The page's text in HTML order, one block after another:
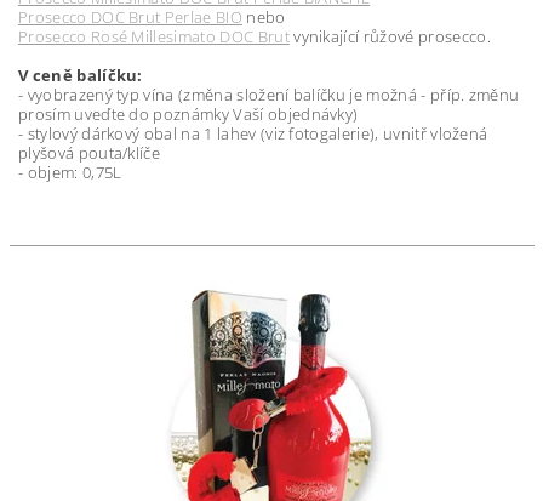
Prosecco DOC Brut Perlae BIO nebo
Prosecco Rosé Millesimato DOC Brutvynikající růžové prosecco.
V ceně balíčku:
- vyobrazený typ vína (změna složení balíčku je možná - příp. změnu
prosím uveďte do poznámky Vaší objednávky)
- stylový dárkový obal na 1 lahev (viz fotogalerie), uvnitř vložená
plyšová pouta/klíče
- objem: 0,75L